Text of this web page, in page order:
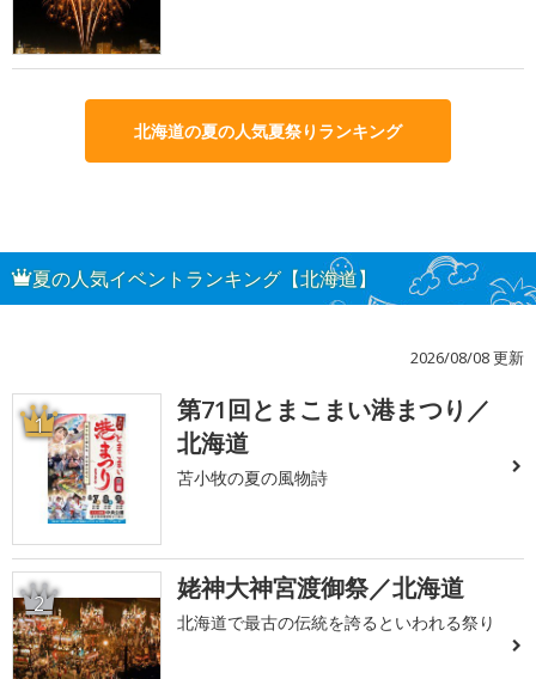
北海道の夏の人気夏祭りランキング
夏の人気イベントランキング【北海道】
2026/08/08 更新
1
第71回とまこまい港まつり／
北海道
苫小牧の夏の風物詩
2 姥神大神宮渡御祭／北海道
北海道で最古の伝統を誇るといわれる祭り